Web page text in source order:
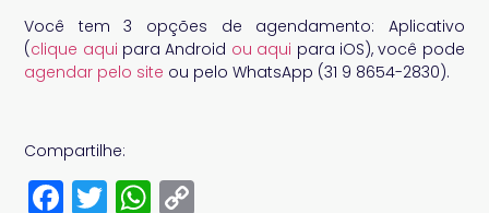
Você tem 3 opções de agendamento: Aplicativo
(clique aqui para Android ou aqui para iOS), você pode
agendar pelo site ou pelo WhatsApp (31 9 8654-2830).
Compartilhe:
Facebook
TwitterWhatsApp